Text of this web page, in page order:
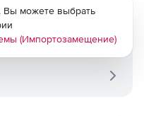
Вы можете выбрать
(Импортозамещение)